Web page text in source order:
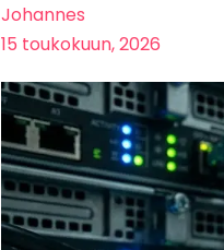
Johannes
15 toukokuun, 2026